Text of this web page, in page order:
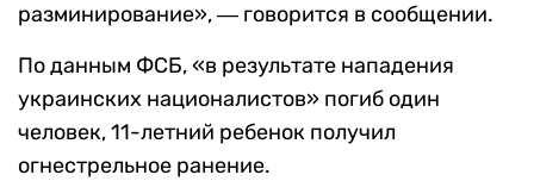
разминирование», ― говорится в сообщении.
По данным ФСБ, «в результате нападения
украинских националистов» погиб один
человек, 11-летний ребенок получил
огнестрельное ранение.